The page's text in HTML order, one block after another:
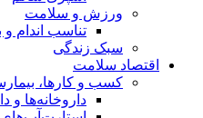
ورزش و سلامت
تناسب اندام
سبک زندگی
اقتصاد سلامت
کسب و کارها،
داروخانه‌ها و